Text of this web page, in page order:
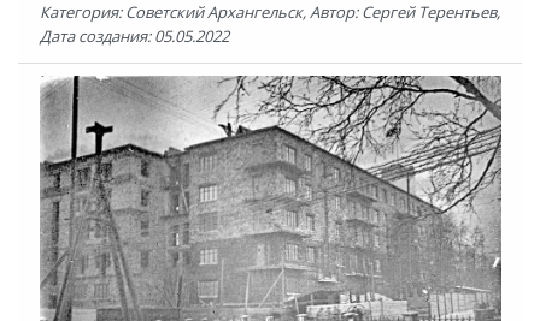
Категория: Советский Архангельск, Автор: Сергей Терентьев,
Дата создания: 05.05.2022